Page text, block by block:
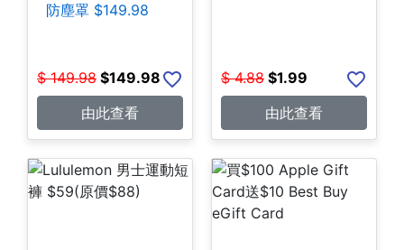
防塵罩 $149.98
$ 149.98 $149.98
由此查看
$ 4.88 $1.99
由此查看